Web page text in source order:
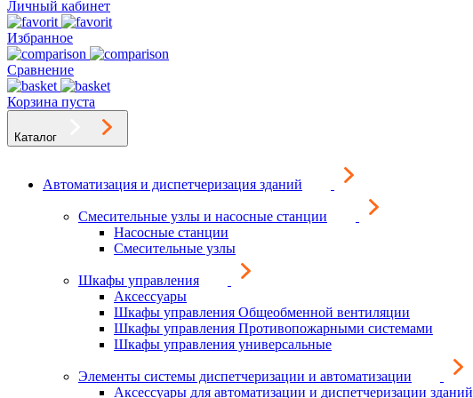
Личный кабинет
Избранное
Сравнение
Корзина пуста
Каталог
Автоматизация и диспетчеризация зданий
Смесительные узлы и насосные станции
Насосные станции
Смесительные узлы
Шкафы управления
Аксессуары
Шкафы управления Общеобменной вентиляции
Шкафы управления Противопожарными системами
Шкафы управления универсальные
Элементы системы диспетчеризации и автоматизации
Аксессуары для автоматизации и диспетчеризации зданий